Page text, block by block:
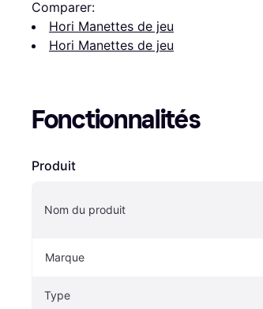
Comparer:
Hori Manettes de jeu
Hori Manettes de jeu
Fonctionnalités
Produit
Nom du produit
Marque
Type